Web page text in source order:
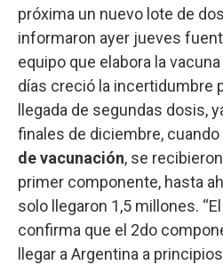
próxima un nuevo lote de
informaron ayer jueves
equipo que elabora la
días creció la incertidumbre
llegada de segundas dosis,
finales de diciembre,
de vacunación, se
primer componente, hasta
solo llegaron 1,5 millones.
confirma que el 2do
llegar a Argentina a